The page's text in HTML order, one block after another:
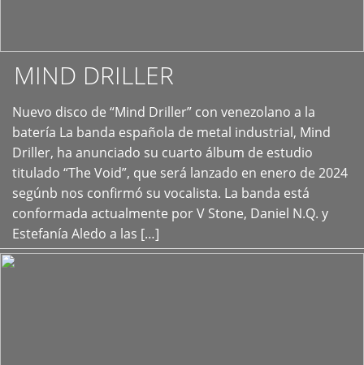
MIND DRILLER
Nuevo disco de “Mind Driller” con venezolano a la
batería La banda española de metal industrial, Mind
Driller, ha anunciado su cuarto álbum de estudio
titulado “The Void”, que será lanzado en enero de 2024
segúnb nos confirmó su vocalista. La banda está
conformada actualmente por V Stone, Daniel N.Q. y
Estefanía Aledo a las […]
+